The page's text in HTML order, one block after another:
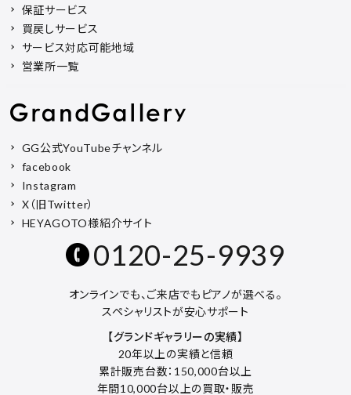
保証サービス
買戻しサービス
サービス対応可能地域
営業所一覧
GG公式YouTubeチャンネル
facebook
Instagram
X（旧Twitter）
HEYAGOTO様紹介サイト
0120-25-9939
オンラインでも、ご来店でもピアノが選べる。
スペシャリストが安心サポート
【グランドギャラリーの実績】
20年以上の実績と信頼
累計販売台数：150,000台以上
年間10,000台以上の買取・販売